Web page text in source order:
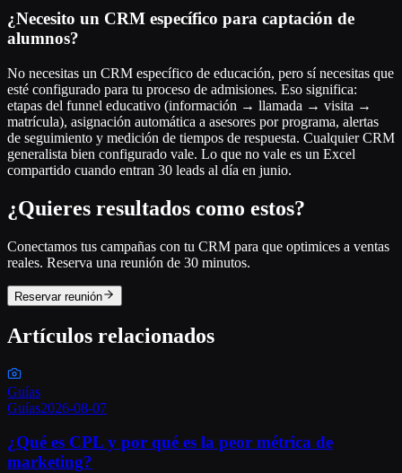
¿Necesito un CRM específico para captación de
alumnos?
No necesitas un CRM específico de educación, pero sí necesitas que
esté configurado para tu proceso de admisiones. Eso significa:
etapas del funnel educativo (información → llamada → visita →
matrícula), asignación automática a asesores por programa, alertas
de seguimiento y medición de tiempos de respuesta. Cualquier CRM
generalista bien configurado vale. Lo que no vale es un Excel
compartido cuando entran 30 leads al día en junio.
¿Quieres resultados como estos?
Conectamos tus campañas con tu CRM para que optimices a ventas
reales. Reserva una reunión de 30 minutos.
Reservar reunión
Artículos relacionados
Guías
Guías2026-08-07
¿Qué es CPL y por qué es la peor métrica de
marketing?